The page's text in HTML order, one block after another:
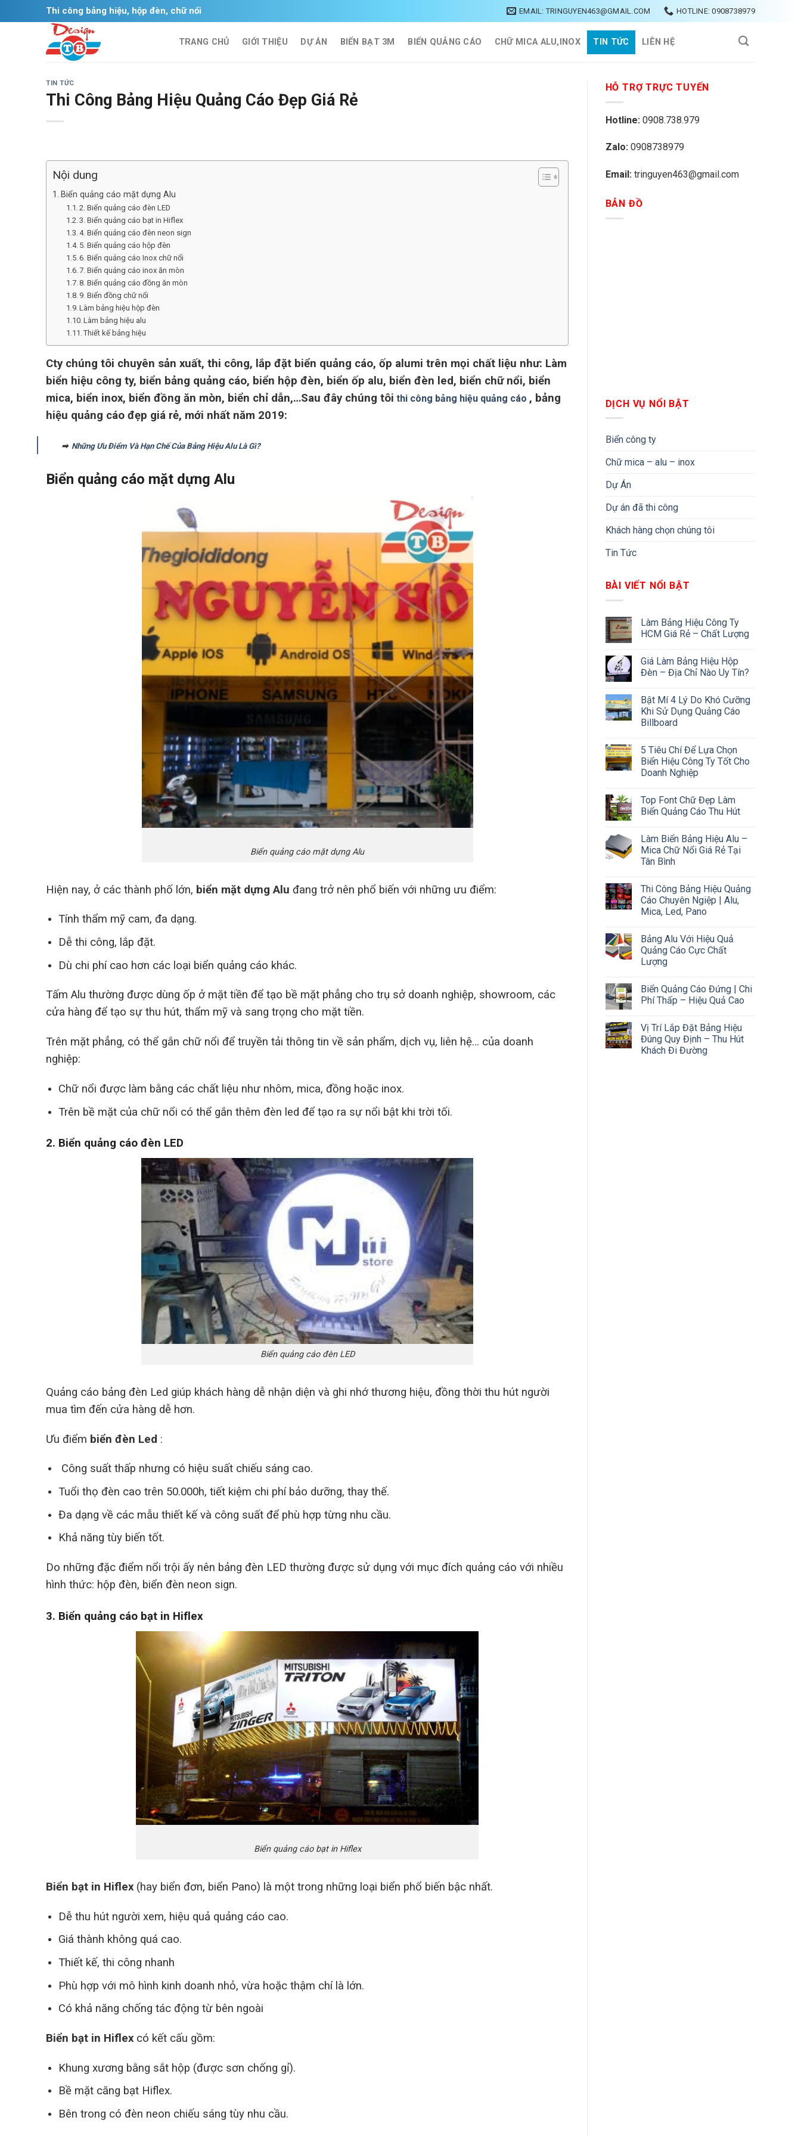
to
Thi công bảng hiệu, hộp đèn, chữ nổi EMAIL: TRINGUYEN463@GMAIL.COM HOTLINE: 0908738979
TRANG CHỦ GIỚI THIỆU DỰ ÁN BIỂN BẠT 3M BIỂN QUẢNG CÁO CHỮ MICA ALU,INOX TIN TỨC LIÊN HỆ
TIN TỨC
Thi Công Bảng Hiệu Quảng Cáo Đẹp Giá Rẻ
Nội dung
Biển quảng cáo mặt dựng Alu
2. Biển quảng cáo đèn LED
3. Biển quảng cáo bạt in Hiflex
4. Biển quảng cáo đèn neon sign
5. Biển quảng cáo hộp đèn
6. Biển quảng cáo Inox chữ nổi
7. Biển quảng cáo inox ăn mòn
8. Biển quảng cáo đồng ăn mòn
9. Biển đồng chữ nổi
Làm bảng hiệu hộp đèn
Làm bảng hiệu alu
Thiết kế bảng hiệu
Cty chúng tôi chuyên sản xuất, thi công, lắp đặt biển quảng cáo, ốp alumi trên mọi chất liệu như: Làm
biển hiệu công ty, biển bảng quảng cáo, biển hộp đèn, biển ốp alu, biển đèn led, biển chữ nổi, biển
mica, biển inox, biển đồng ăn mòn, biển chỉ dẫn,…Sau đây chúng tôi thi công bảng hiệu quảng cáo , bảng
hiệu quảng cáo đẹp giá rẻ, mới nhất năm 2019:
➡ Những Ưu Điểm Và Hạn Chế Của Bảng Hiệu Alu Là Gì?
Biển quảng cáo mặt dựng Alu
Biển quảng cáo mặt dựng Alu
Hiện nay, ở các thành phố lớn, biển mặt dựng Alu đang trở nên phổ biến với những ưu điểm:
Tính thẩm mỹ cam, đa dạng.
Dễ thi công, lắp đặt.
Dù chi phí cao hơn các loại biển quảng cáo khác.
Tấm Alu thường được dùng ốp ở mặt tiền để tạo bề mặt phẳng cho trụ sở doanh nghiệp, showroom, các
cửa hàng để tạo sự thu hút, thẩm mỹ và sang trọng cho mặt tiền.
Trên mặt phẳng, có thể gắn chữ nổi để truyền tải thông tin về sản phẩm, dịch vụ, liên hệ… của doanh
nghiệp:
Chữ nổi được làm bằng các chất liệu như nhôm, mica, đồng hoặc inox.
Trên bề mặt của chữ nổi có thể gắn thêm đèn led để tạo ra sự nổi bật khi trời tối.
2. Biển quảng cáo đèn LED
Biển quảng cáo đèn LED
Quảng cáo bảng đèn Led giúp khách hàng dễ nhận diện và ghi nhớ thương hiệu, đồng thời thu hút người
mua tìm đến cửa hàng dễ hơn.
Ưu điểm biển đèn Led :
Công suất thấp nhưng có hiệu suất chiếu sáng cao.
Tuổi thọ đèn cao trên 50.000h, tiết kiệm chi phí bảo dưỡng, thay thế.
Đa dạng về các mẫu thiết kế và công suất để phù hợp từng nhu cầu.
Khả năng tùy biến tốt.
Do những đặc điểm nổi trội ấy nên bảng đèn LED thường được sử dụng với mục đích quảng cáo với nhiều
hình thức: hộp đèn, biển đèn neon sign.
3. Biển quảng cáo bạt in Hiflex
Biển quảng cáo bạt in Hiflex
Biển bạt in Hiflex (hay biển đơn, biển Pano) là một trong những loại biển phổ biến bậc nhất.
Dễ thu hút người xem, hiệu quả quảng cáo cao.
Giá thành không quá cao.
Thiết kế, thi công nhanh
Phù hợp với mô hình kinh doanh nhỏ, vừa hoặc thậm chí là lớn.
Có khả năng chống tác động từ bên ngoài
Biển bạt in Hiflex có kết cấu gồm:
Khung xương bằng sắt hộp (được sơn chống gỉ).
Bề mặt căng bạt Hiflex.
Bên trong có đèn neon chiếu sáng tùy nhu cầu.
HỖ TRỢ TRỰC TUYẾN
Hotline: 0908.738.979
Zalo: 0908738979
Email: tringuyen463@gmail.com
BẢN ĐỒ
DỊCH VỤ NỔI BẬT
Biển công ty
Chữ mica – alu – inox
Dự Án
Dự án đã thi công
Khách hàng chọn chúng tôi
Tin Tức
BÀI VIẾT NỔI BẬT
Làm Bảng Hiệu Công Ty
HCM Giá Rẻ – Chất Lượng
Giá Làm Bảng Hiệu Hộp
Đèn – Địa Chỉ Nào Uy Tín?
Bật Mí 4 Lý Do Khó Cưỡng
Khi Sử Dụng Quảng Cáo
Billboard
5 Tiêu Chí Để Lựa Chọn
Biển Hiệu Công Ty Tốt Cho
Doanh Nghiệp
Top Font Chữ Đẹp Làm
Biển Quảng Cáo Thu Hút
Làm Biển Bảng Hiệu Alu –
Mica Chữ Nổi Giá Rẻ Tại
Tân Bình
Thi Công Bảng Hiệu Quảng
Cáo Chuyên Ngiệp | Alu,
Mica, Led, Pano
Bảng Alu Với Hiệu Quả
Quảng Cáo Cực Chất
Lượng
Biển Quảng Cáo Đứng | Chi
Phí Thấp – Hiệu Quả Cao
Vị Trí Lắp Đặt Bảng Hiệu
Đúng Quy Định – Thu Hút
Khách Đi Đường